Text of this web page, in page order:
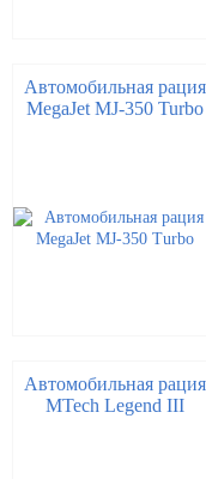
Автомобильная рация
MegaJet MJ-350 Turbo
Автомобильная рация
MTech Legend III